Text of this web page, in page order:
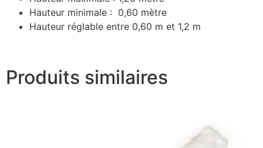
Hauteur minimale : 0,60 mètre
Hauteur réglable entre 0,60 m et 1,2 m
Produits similaires